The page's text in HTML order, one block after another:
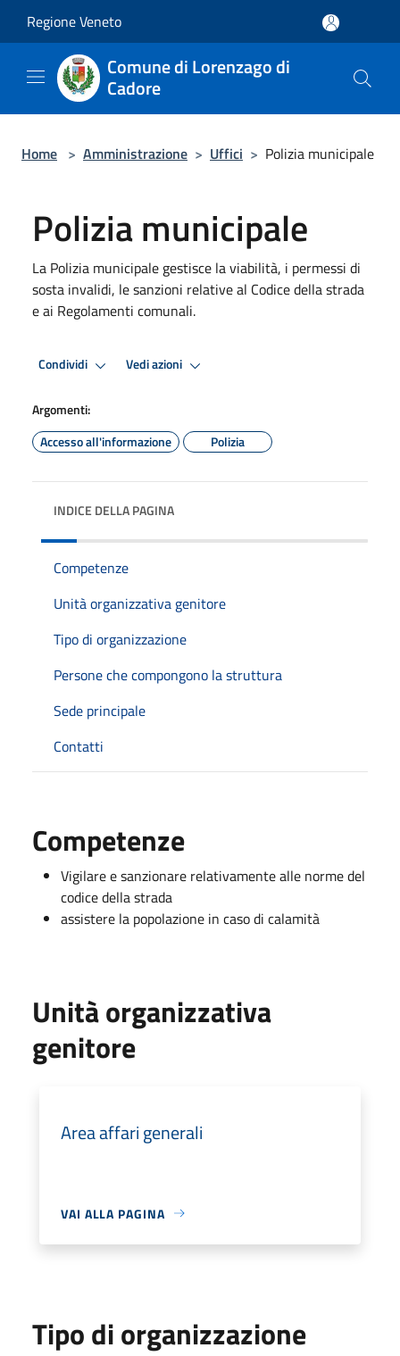
Regione Veneto
Comune di Lorenzago di
Cadore
Home > Amministrazione > Uffici > Polizia municipale
Polizia municipale
La Polizia municipale gestisce la viabilità, i permessi di
sosta invalidi, le sanzioni relative al Codice della strada
e ai Regolamenti comunali.
Condividi Vedi azioni
Argomenti:
Accesso all'informazione
Polizia
INDICE DELLA PAGINA
Competenze
Unità organizzativa genitore
Tipo di organizzazione
Persone che compongono la struttura
Sede principale
Contatti
Competenze
Vigilare e sanzionare relativamente alle norme del
codice della strada
assistere la popolazione in caso di calamità
Unità organizzativa
genitore
Area affari generali
VAI ALLA PAGINA
Tipo di organizzazione